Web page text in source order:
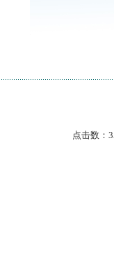
点击数：